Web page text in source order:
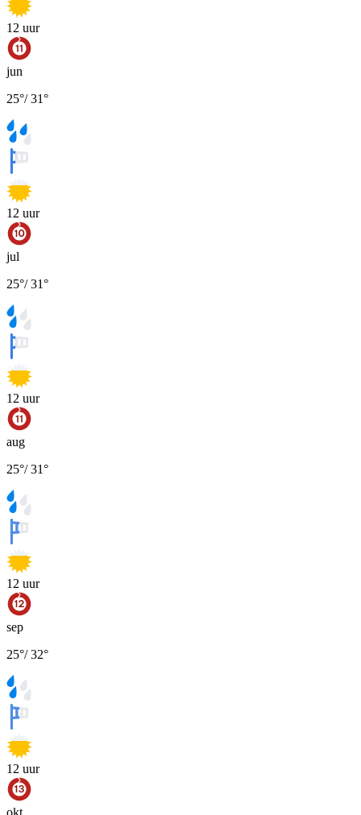
12 uur
jun
25°/31°
12 uur
jul
25°/31°
12 uur
aug
25°/31°
12 uur
sep
25°/32°
12 uur
okt